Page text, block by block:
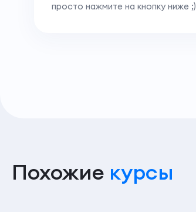
просто нажмите на кнопку ниже ;)
Похожие курсы